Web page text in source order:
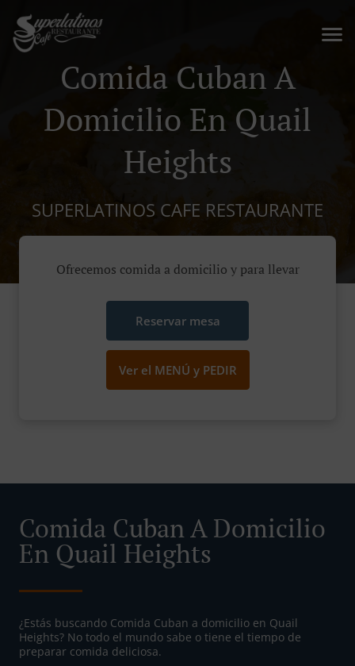
Comida Cuban A
Domicilio En Quail
Heights
SUPERLATINOS CAFE RESTAURANTE
Ofrecemos comida a domicilio y para llevar
Reservar mesa
Ver el MENÚ y PEDIR
Comida Cuban A Domicilio
En Quail Heights
¿Estás buscando Comida Cuban a domicilio en Quail
Heights? No todo el mundo sabe o tiene el tiempo de
preparar comida deliciosa.